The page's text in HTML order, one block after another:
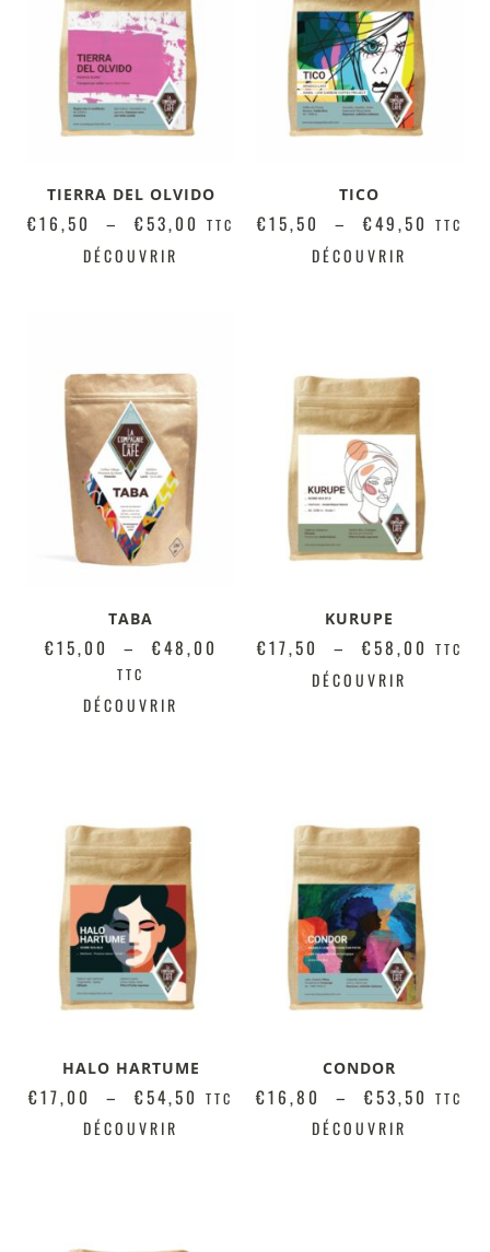
TIERRA DEL OLVIDO
€16,50 – €53,00 TTC
DÉCOUVRIR
TICO
€15,50 – €49,50 TTC
DÉCOUVRIR
TABA
€15,00 – €48,00
TTC
DÉCOUVRIR
KURUPE
€17,50 – €58,00 TTC
DÉCOUVRIR
HALO HARTUME
€17,00 – €54,50 TTC
DÉCOUVRIR
CONDOR
€16,80 – €53,50 TTC
DÉCOUVRIR